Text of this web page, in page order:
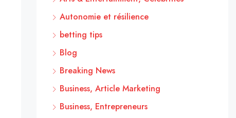
Autonomie et résilience
betting tips
Blog
Breaking News
Business, Article Marketing
Business, Entrepreneurs